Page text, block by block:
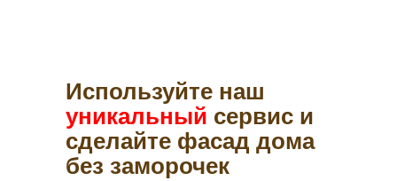
Используйте наш
уникальный сервис и
сделайте фасад дома
без заморочек